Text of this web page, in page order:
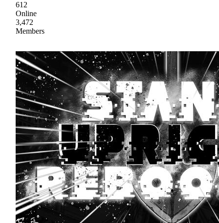
612
Online
3,472
Members